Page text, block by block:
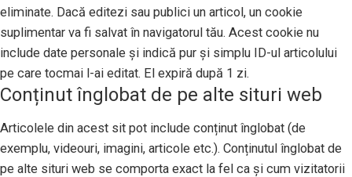
eliminate. Dacă editezi sau publici un articol, un cookie
suplimentar va fi salvat în navigatorul tău. Acest cookie nu
include date personale și indică pur și simplu ID-ul articolului
pe care tocmai l-ai editat. El expiră după 1 zi.
Conținut înglobat de pe alte situri web
Articolele din acest sit pot include conținut înglobat (de
exemplu, videouri, imagini, articole etc.). Conținutul înglobat de
pe alte situri web se comporta exact la fel ca și cum vizitatorii